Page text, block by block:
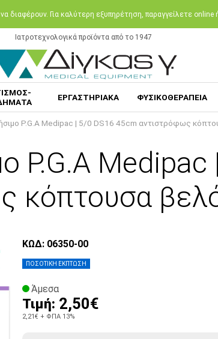
διαφέρουν. Για καλύτερη εξυπηρέτηση, παραγγείλετε
Ιατροτεχνολογικά προϊόντα από το 1947
ΕΡΓΑΣΤΗΡΙΑΚΑ ΦΥΣΙΚΟΘΕΡΑΠΕΙΑ
P.G.A Medipac | 5/0 DS16 45cm αντιστρόφως
P.G.A
κόπτουσα
ΠΟΣΟΤΙΚΗ ΕΚΠΤΩΣΗ
ΚΩΔ: 06350-00
Άμεσα
Τιμή: 2,50€
2,21€ + ΦΠΑ 13%